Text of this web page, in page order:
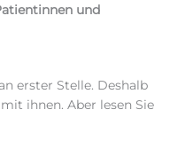
und
erster Stelle. Deshalb
ihnen. Aber lesen Sie